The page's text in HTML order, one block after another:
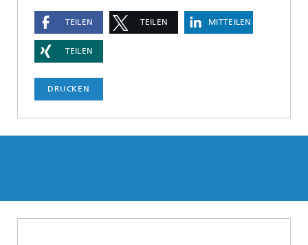
TEILEN TEILEN MITTEILEN
TEILEN
DRUCKEN